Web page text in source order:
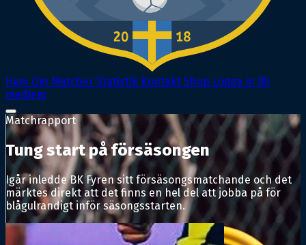
Hem Om Matcher Statistik Kontakt Shop Logga in Bli
medlem
Matchrapport
Tung start på försäsongen
Igår inledde BK Fyren sitt försäsongsmatchande och det
märktes direkt att det finns en hel del att jobba på för
blågulrandigt inför säsongsstarten.